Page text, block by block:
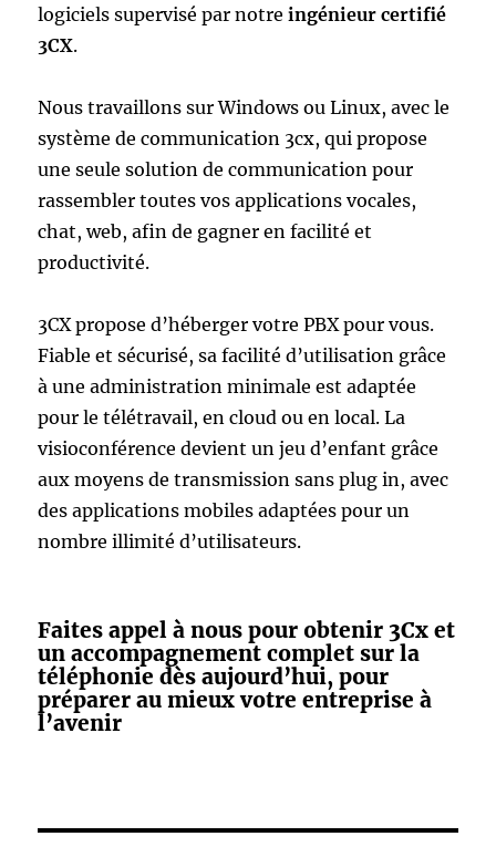
logiciels supervisé par notreingénieur certifié
3CX.
Nous travaillons sur Windows ou Linux, avec le
système de communication 3cx, qui propose
une seule solution de communication pour
rassembler toutes vos applications vocales,
chat, web, afin de gagner en facilité et
productivité.
3CX propose d’héberger votre PBX pour vous.
Fiable et sécurisé, sa facilité d’utilisation grâce
à une administration minimale est adaptée
pour le télétravail, en cloud ou en local. La
visioconférence devient un jeu d’enfant grâce
aux moyens de transmission sans plug in, avec
des applications mobiles adaptées pour un
nombre illimité d’utilisateurs.
Faites appel à nous pour obtenir 3Cx et
un accompagnement complet sur la
téléphonie dès aujourd’hui, pour
préparer au mieux votre entreprise à
l’avenir